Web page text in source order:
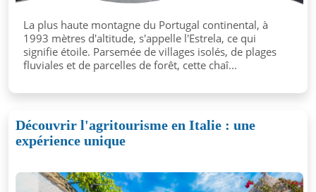
La plus haute montagne du Portugal continental, à
1993 mètres d'altitude, s'appelle l'Estrela, ce qui
signifie étoile. Parsemée de villages isolés, de plages
fluviales et de parcelles de forêt, cette chaî...
Découvrir l'agritourisme en Italie : une
expérience unique